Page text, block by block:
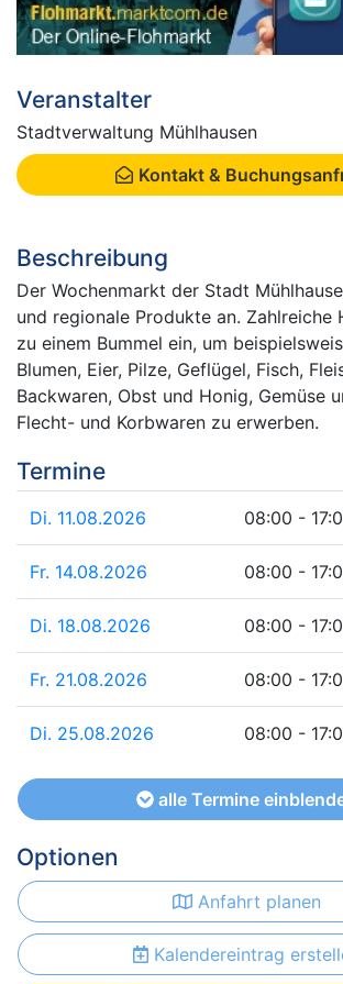
Veranstalter
Stadtverwaltung Mühlhausen
Kontakt &
Beschreibung
Der Wochenmarkt der Stadt
und regionale Produkte an. Zahlreiche
zu einem Bummel ein, um
Blumen, Eier, Pilze, Geflügel, Fisch,
Backwaren, Obst und Honig, Gemüse
Flecht- und Korbwaren zu erwerben.
Termine
Di. 11.08.2026 08:00 -
Fr. 14.08.2026 08:00 -
Di. 18.08.2026 08:00 -
Fr. 21.08.2026 08:00 -
Di. 25.08.2026 08:00 -
alle Termine
Optionen
Anfahrt planen
Kalendereintrag